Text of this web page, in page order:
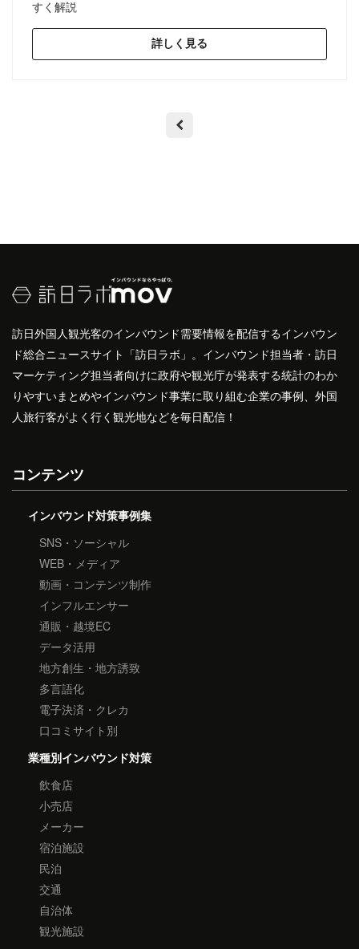
すく解説
詳しく見る
訪日外国人観光客のインバウンド需要情報を配信するインバウン
ド総合ニュースサイト「訪日ラボ」。インバウンド担当者・訪日
マーケティング担当者向けに政府や観光庁が発表する統計のわか
りやすいまとめやインバウンド事業に取り組む企業の事例、外国
人旅行客がよく行く観光地などを毎日配信！
コンテンツ
インバウンド対策事例集
SNS・ソーシャル
WEB・メディア
動画・コンテンツ制作
インフルエンサー
通販・越境EC
データ活用
地方創生・地方誘致
多言語化
電子決済・クレカ
口コミサイト別
業種別インバウンド対策
飲食店
小売店
メーカー
宿泊施設
民泊
交通
自治体
観光施設